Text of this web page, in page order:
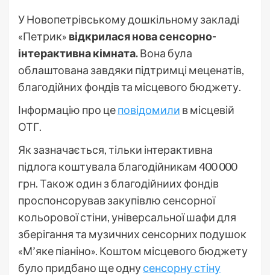
У Новопетрівському дошкільному закладі
«Петрик» відкрилася нова сенсорно-
інтерактивна кімната.Вона була
облаштована завдяки підтримці меценатів,
благодійних фондів та місцевого бюджету.
Інформацію про цеповідомили в місцевій
ОТГ.
Як зазначається, тільки інтерактивна
підлога коштувала благодійникам 400 000
грн. Також один з благодійниих фондів
проспонсорував закупівлю сенсорної
кольорової стіни, універсальної шафи для
зберігання та музичних сенсорних подушок
«М’яке піаніно». Коштом місцевого бюджету
було придбано ще однусенсорну стіну